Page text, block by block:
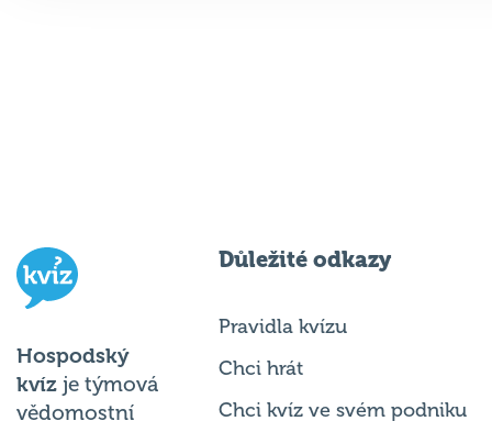
Hospodský
kvíz je týmová
vědomostní
Důležité odkazy
Pravidla kvízu
Chci hrát
Chci kvíz ve svém podniku